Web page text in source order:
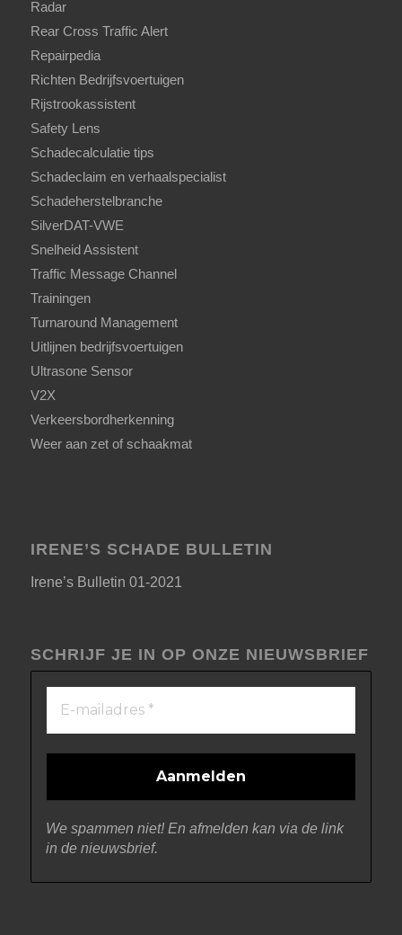
Radar
Rear Cross Traffic Alert
Repairpedia
Richten Bedrijfsvoertuigen
Rijstrookassistent
Safety Lens
Schadecalculatie tips
Schadeclaim en verhaalspecialist
Schadeherstelbranche
SilverDAT-VWE
Snelheid Assistent
Traffic Message Channel
Trainingen
Turnaround Management
Uitlijnen bedrijfsvoertuigen
Ultrasone Sensor
V2X
Verkeersbordherkenning
Weer aan zet of schaakmat
IRENE’S SCHADE BULLETIN
Irene’s Bulletin 01-2021
SCHRIJF JE IN OP ONZE NIEUWSBRIEF
We spammen niet! En afmelden kan via de link
in de nieuwsbrief.